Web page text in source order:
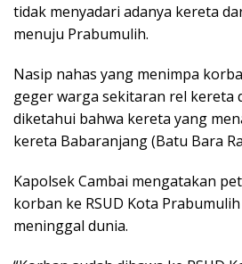
tidak menyadari adanya kereta
menuju Prabumulih.
Nasip nahas yang menimpa
geger warga sekitaran rel kereta
diketahui bahwa kereta yang
kereta Babaranjang (Batu Bara
Kapolsek Cambai mengatakan
korban ke RSUD Kota
meninggal dunia.